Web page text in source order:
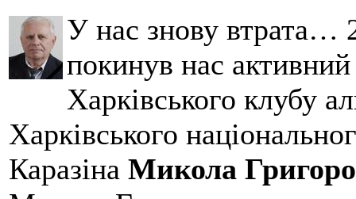
У нас знову втрата…
покинув нас
Харківського клубу
Харківського
Каразіна Микола